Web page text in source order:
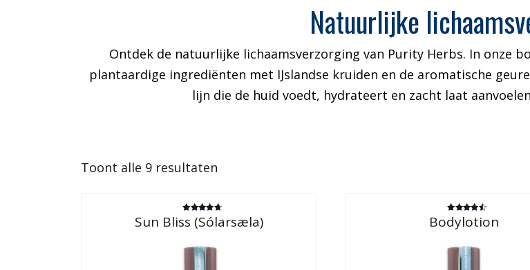
Natuurlijke
Ontdek de natuurlijke lichaamsverzorging van Purity Herbs. In onze
plantaardige ingrediënten met IJslandse kruiden en de aromatische
lijn die de huid voedt, hydrateert en zacht laat
Toont alle 9 resultaten
populariteit
Gewaardeerd
4.75
Sun Bliss (Sólarsæla) Gewaardeerd
4.50
Bodylotion